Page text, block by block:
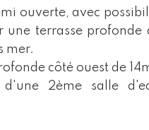
ouverte, avec
terrasse profonde
mer.
côté ouest de
d'une 2ème salle